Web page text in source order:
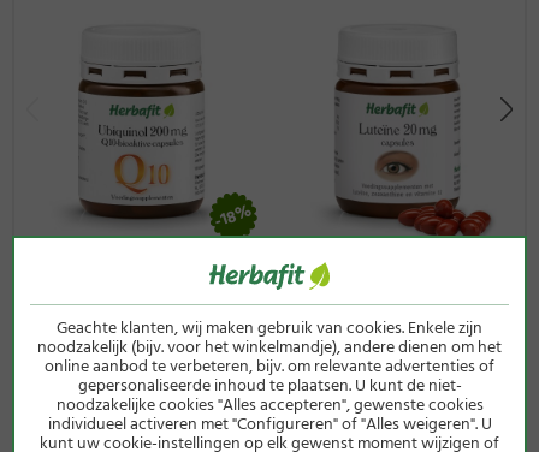
Geachte klanten, wij maken gebruik van cookies. Enkele zijn
noodzakelijk (bijv. voor het winkelmandje), andere dienen om het
online aanbod te verbeteren, bijv. om relevante advertenties of
gepersonaliseerde inhoud te plaatsen. U kunt de niet-
noodzakelijke cookies "Alles accepteren", gewenste cookies
individueel activeren met "Configureren" of "Alles weigeren". U
kunt uw cookie-instellingen op elk gewenst moment wijzigen of
Vitamine
360 μg
RE
1200 I.E.
135
Vitamine 3,0 μg
120 I.E. 360 I.E.
*NRV = verwijzing waarde voedingsstoffen voor de dagelijkse
inname volgens verordening (EU) Nr. 1169/2011
**nog geen aanbevolen hoeveelheid beschikbaar
-18%
Ubiquinol 200 mg Q10-
bioactieve-capsules
30 capsules
in plaats van27,50 €
slechts22,50 €
(34g / 1 kg = 661,76 €)
incl. wettelijke btw excl.
Luteïne-capsules 20 mg
90 capsules
12,50 €
(45g / 1 kg = 277,78 €)
incl. wettelijke btw excl.
verzendkosten